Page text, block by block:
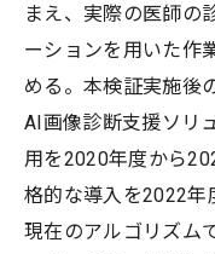
まえ、実際の医師の
ーションを用いた作
める。本検証実施後
AI画像診断支援ソリ
用を2020年度から
格的な導入を2022年
現在のアルゴリズム